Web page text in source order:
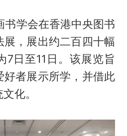
书学会在香港中央图书
，展出约二百四十幅
7日至11日。该展览旨
好者展示所学，并借此
化。